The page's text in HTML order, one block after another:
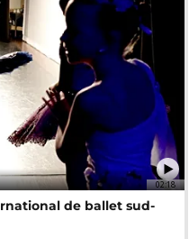
02:18
de ballet sud-